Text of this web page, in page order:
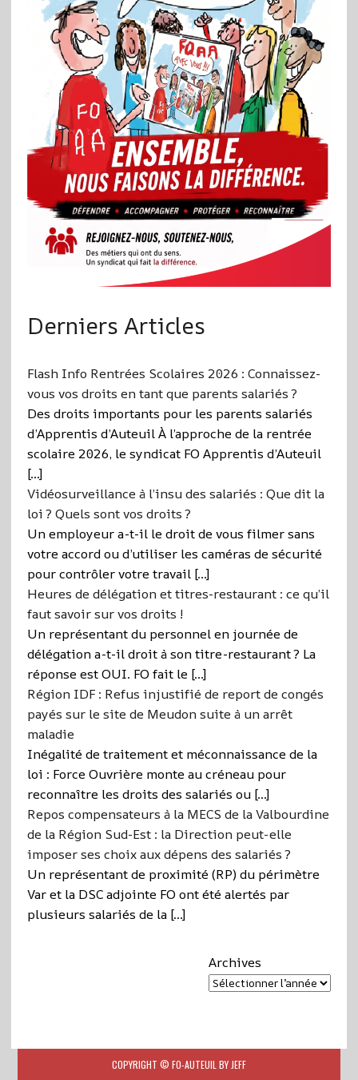
Derniers Articles
Flash Info Rentrées Scolaires 2026 : Connaissez-
vous vos droits en tant que parents salariés ?
Des droits importants pour les parents salariés
d’Apprentis d’Auteuil À l’approche de la rentrée
scolaire 2026, le syndicat FO Apprentis d’Auteuil
[…]
Vidéosurveillance à l’insu des salariés : Que dit la
loi ? Quels sont vos droits ?
Un employeur a-t-il le droit de vous filmer sans
votre accord ou d’utiliser les caméras de sécurité
pour contrôler votre travail […]
Heures de délégation et titres-restaurant : ce qu’il
faut savoir sur vos droits !
Un représentant du personnel en journée de
délégation a-t-il droit à son titre-restaurant ? La
réponse est OUI. FO fait le […]
Région IDF : Refus injustifié de report de congés
payés sur le site de Meudon suite à un arrêt
maladie
Inégalité de traitement et méconnaissance de la
loi : Force Ouvrière monte au créneau pour
reconnaître les droits des salariés ou […]
Repos compensateurs à la MECS de la Valbourdine
de la Région Sud-Est : la Direction peut-elle
imposer ses choix aux dépens des salariés ?
Un représentant de proximité (RP) du périmètre
Var et la DSC adjointe FO ont été alertés par
plusieurs salariés de la […]
Archives
COPYRIGHT © FO-AUTEUIL BY JEFF